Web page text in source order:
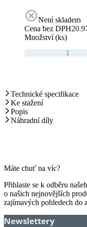
Není skladem
Cena bez DPH
Množství (ks)
Technické specifikace
Ke stažení
Popis
Náhradní díly
Máte chuť na víc?
Přihlaste se k odběru
o našich nejnovějších
zajímavých pohledech do
Newslettery